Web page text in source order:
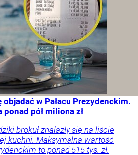
w Pałacu Prezydenckim.
pół miliona zł
brokuł znalazły się na liście
kuchni. Maksymalna wartość
to ponad 515 tys. zł.